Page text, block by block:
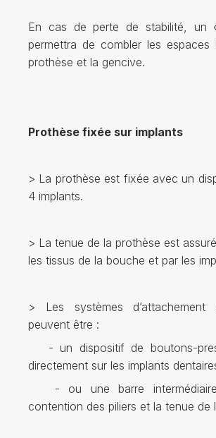
En cas de perte de stabilité, un
permettra de combler les espaces
prothèse et la gencive.
Prothèse fixée sur implants
> La prothèse est fixée avec un
4 implants.
> La tenue de la prothèse est
les tissus de la bouche et par les
> Les systèmes d’attachement
peuvent être :
- un dispositif de boutons-
directement sur les implants
- ou une barre
contention des piliers et la tenue de